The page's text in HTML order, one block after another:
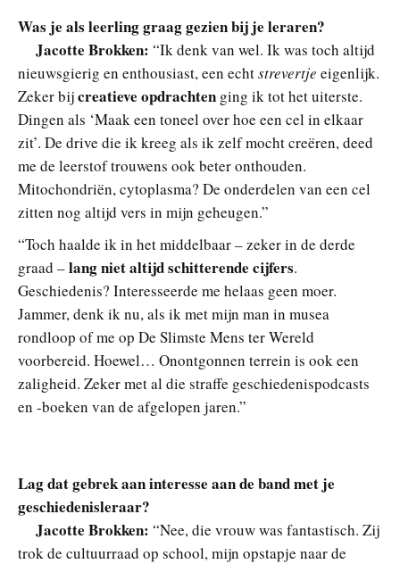
Was je als leerling graag gezien bij je leraren?
Jacotte Brokken: “Ik denk van wel. Ik was toch altijd
nieuwsgierig en enthousiast, een echtstrevertje eigenlijk.
Zeker bijcreatieve opdrachten ging ik tot het uiterste.
Dingen als ‘Maak een toneel over hoe een cel in elkaar
zit’. De drive die ik kreeg als ik zelf mocht creëren, deed
me de leerstof trouwens ook beter onthouden.
Mitochondriën, cytoplasma? De onderdelen van een cel
zitten nog altijd vers in mijn geheugen.”
“Toch haalde ik in het middelbaar – zeker in de derde
graad –lang niet altijd schitterende cijfers.
Geschiedenis? Interesseerde me helaas geen moer.
Jammer, denk ik nu, als ik met mijn man in musea
rondloop of me op De Slimste Mens ter Wereld
voorbereid. Hoewel… Onontgonnen terrein is ook een
zaligheid. Zeker met al die straffe geschiedenispodcasts
en -boeken van de afgelopen jaren.”
Lag dat gebrek aan interesse aan de band met je
geschiedenisleraar?
Jacotte Brokken: “Nee, die vrouw was fantastisch. Zij
trok de cultuurraad op school, mijn opstapje naar de